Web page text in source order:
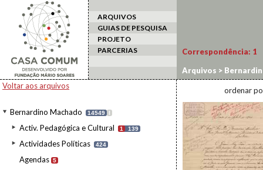
ARQUIVOS
GUIAS DE PESQUISA
PROJETO
PARCERIAS
Voltar aos arquivos
Bernardino Machado 14549 I
Activ. Pedagógica e Cultural 1 139
Actividades Políticas 424
Agendas 5
Correspondência: 1
Arquivos >
ordenar